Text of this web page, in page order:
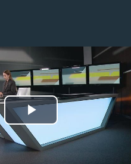
Odtwórz
wideo